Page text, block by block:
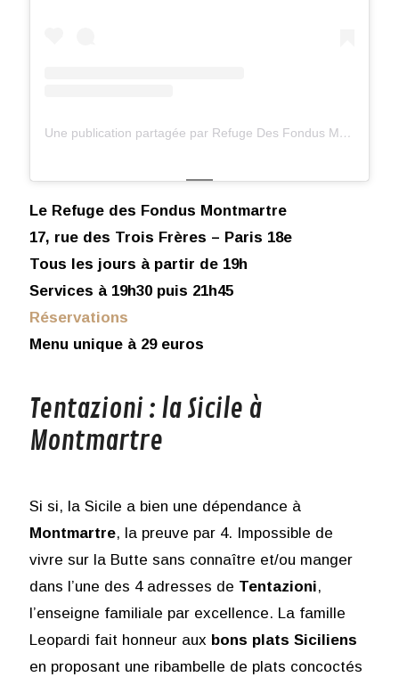
Une publication partagée par Refuge Des Fondus Montmartre (@refugedesfondus_montmartre)
Le Refuge des Fondus Montmartre
17, rue des Trois Frères – Paris 18e
Tous les jours à partir de 19h
Services à 19h30 puis 21h45
Réservations
Menu unique à 29 euros
Tentazioni : la Sicile à
Montmartre
Si si, la Sicile a bien une dépendance à
Montmartre, la preuve par 4. Impossible de
vivre sur la Butte sans connaître et/ou manger
dans l’une des 4 adresses de Tentazioni,
l’enseigne familiale par excellence. La famille
Leopardi fait honneur aux bons plats Siciliens
en proposant une ribambelle de plats concoctés